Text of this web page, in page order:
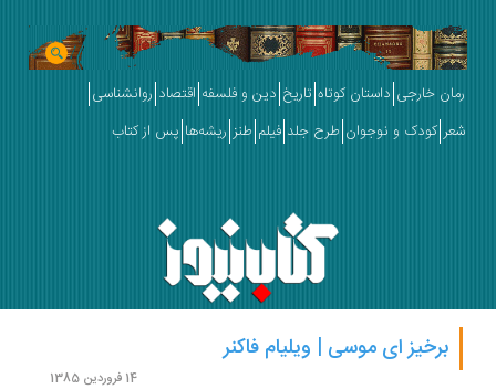
خارجی داستان کوتاه تاریخ دین و فلسفه اقتصاد روانشناسی
کودک و نوجوان طرح جلد فیلم طنز ریشه‌ها پس از کتاب
برخیز ای موسی | ویلیام فاکنر